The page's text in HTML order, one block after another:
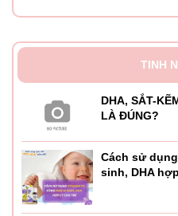
TINH
DHA, SẮT-
LÀ ĐÚNG?
Cách sử
sinh, DHA